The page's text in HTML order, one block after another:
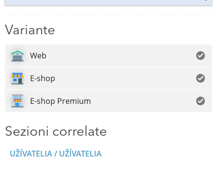
Variante
Web
E-shop
E-shop Premium
Sezioni correlate
UŽÍVATELIA / UŽÍVATELIA